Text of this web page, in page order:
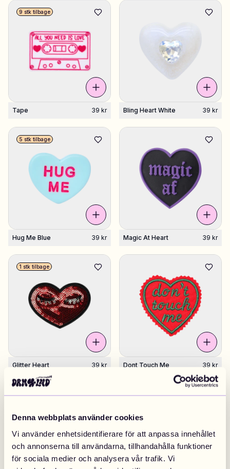
Denna webbplats använder cookies
Vi använder enhetsidentifierare för att anpassa innehållet
och annonserna till användarna, tillhandahålla funktioner
för sociala medier och analysera vår trafik. Vi
Tape 39 kr
9 stk tilbage
Bling Heart White 39 kr
Hug Me Blue 39 kr
5 stk tilbage
Magic At Heart 39 kr
Glitter Heart 39 kr
1 stk tilbage
Dont Touch Me 39 kr
3 stk tilbage